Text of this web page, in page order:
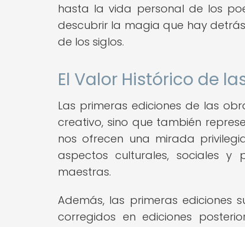
hasta la vida personal de los
descubrir la magia que hay
de los siglos.
El Valor Histórico de
Las primeras ediciones de las
creativo, sino que también
nos ofrecen una mirada
aspectos culturales, sociales
maestras.
Además, las primeras ediciones
corregidos en ediciones